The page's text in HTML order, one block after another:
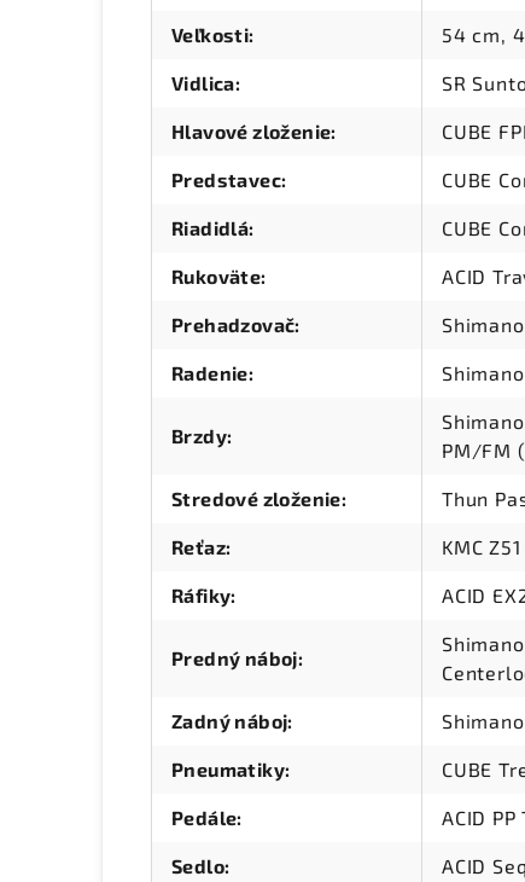
Veľkosti: 54 cm,
Vidlica: SR
Hlavové zloženie: CUBE
Predstavec: CUBE
Riadidlá: CUBE
Rukoväte: ACID
Prehadzovač:
Radenie:
Brzdy:
PM/FM
Stredové zloženie: Thun
Reťaz: KMC Z51
Ráfiky: ACID
Predný náboj:
Zadný náboj:
Pneumatiky: CUBE
Pedále: ACID
Sedlo: ACID